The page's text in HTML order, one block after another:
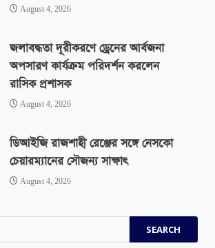
August 4, 2026
জলাবদ্ধতা দূরীকরণে ড্রেনের আর্বজনা
অপসারণ কার্যক্রম পরিদর্শন করলেন
রাসিক প্রশাসক
August 4, 2026
ডিআইজি রাজশাহী রেঞ্জের সঙ্গে নেসকো
চেয়ারম্যানের সৌজন্য সাক্ষাৎ
August 4, 2026